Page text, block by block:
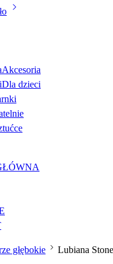
Akcesoria
Dla dzieci
głębokie Lubiana